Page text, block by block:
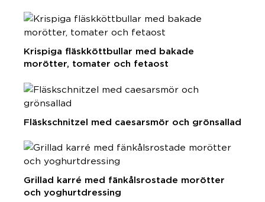
Krispiga fläskköttbullar med bakade
morötter, tomater och fetaost
Fläskschnitzel med caesarsmör och grönsallad
Grillad karré med fänkålsrostade morötter
och yoghurtdressing